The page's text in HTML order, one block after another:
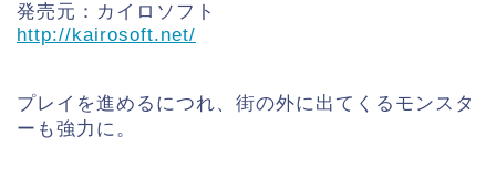
発売元：カイロソフト
http://kairosoft.net/
プレイを進めるにつれ、街の外に出てくるモンスタ
ーも強力に。